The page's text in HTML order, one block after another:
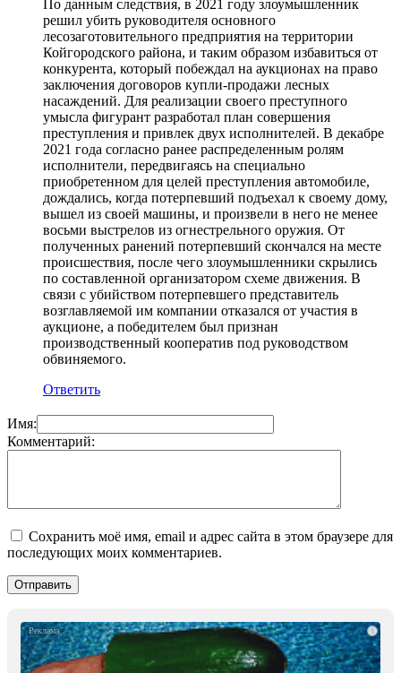
По данным следствия, в 2021 году злоумышленник
решил убить руководителя основного
лесозаготовительного предприятия на территории
Койгородского района, и таким образом избавиться от
конкурента, который побеждал на аукционах на право
заключения договоров купли-продажи лесных
насаждений. Для реализации своего преступного
умысла фигурант разработал план совершения
преступления и привлек двух исполнителей. В декабре
2021 года согласно ранее распределенным ролям
исполнители, передвигаясь на специально
приобретенном для целей преступления автомобиле,
дождались, когда потерпевший подъехал к своему дому,
вышел из своей машины, и произвели в него не менее
восьми выстрелов из огнестрельного оружия. От
полученных ранений потерпевший скончался на месте
происшествия, после чего злоумышленники скрылись
по составленной организатором схеме движения. В
связи с убийством потерпевшего представитель
возглавляемой им компании отказался от участия в
аукционе, а победителем был признан
производственный кооператив под руководством
обвиняемого.
Ответить
Имя:
Комментарий:
Сохранить моё имя, email и адрес сайта в этом браузере для
последующих моих комментариев.
i